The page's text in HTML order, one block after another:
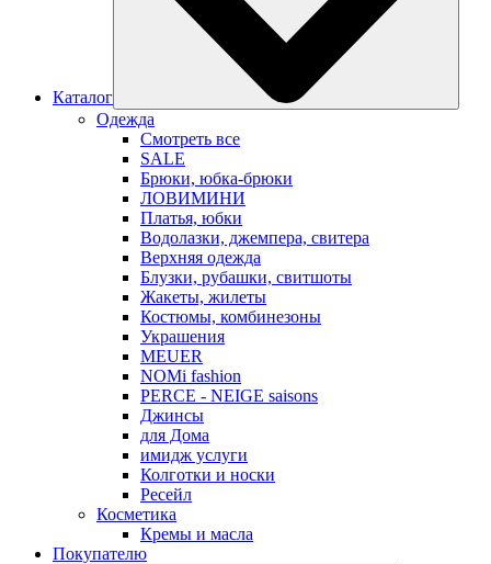
Каталог
Одежда
Смотреть все
SALE
Брюки, юбка-брюки
ЛОВИМИНИ
Платья, юбки
Водолазки, джемпера, свитера
Верхняя одежда
Блузки, рубашки, свитшоты
Жакеты, жилеты
Костюмы, комбинезоны
Украшения
MEUER
NOMi fashion
PERCE - NEIGE saisons
Джинсы
для Дома
имидж услуги
Колготки и носки
Ресейл
Косметика
Кремы и масла
Покупателю